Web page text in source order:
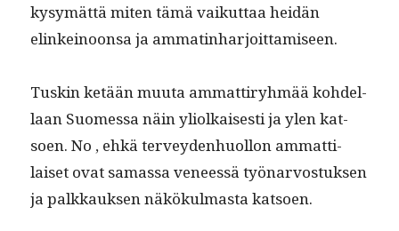
kysymät­tä miten tämä vaikut­taa hei­dän
elinkeinoon­sa ja ammatinharjoittamiseen.
Tuskin ketään muu­ta ammat­tiryh­mää kohdel­
laan Suomes­sa näin yli­olkaises­ti ja ylen kat­
soen. No , ehkä ter­vey­den­huol­lon ammat­ti­
laiset ovat samas­sa veneessä työ­nar­vos­tuk­sen
ja palkkauk­sen näkökul­mas­ta katsoen.